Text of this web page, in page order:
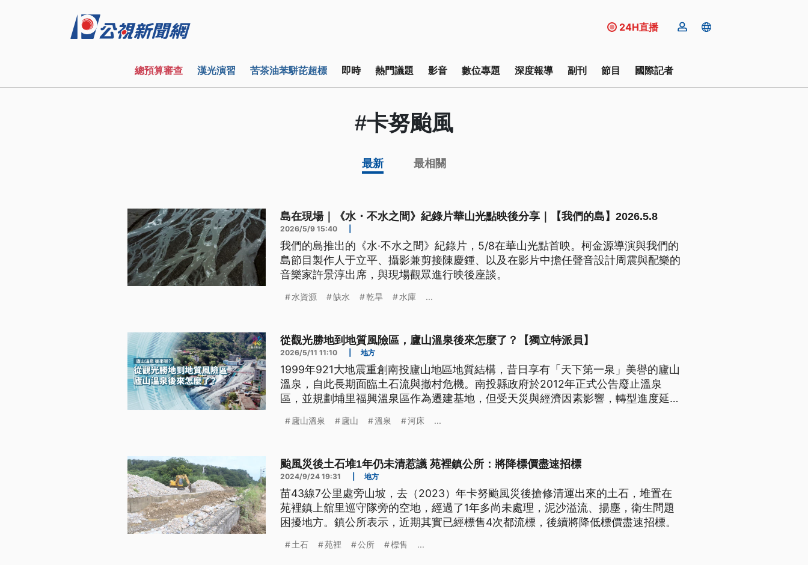
24H直播
總預算審查 漢光演習 苦茶油苯駢芘超標 即時 熱門議題 影音 數位專題 深度報導 副刊 節目 國際記者
#卡努颱風
最新 最相關
島在現場｜《水・不水之間》紀錄片華山光點映後分享｜【我們的島】2026.5.8
2026/5/9 15:40
我們的島推出的《水·不水之間》紀錄片，5/8在華山光點首映。柯金源導演與我們的
島節目製作人于立平、攝影兼剪接陳慶鍾、以及在影片中擔任聲音設計周震與配樂的
音樂家許景淳出席，與現場觀眾進行映後座談。 ​
水資源 缺水 乾旱 水庫 ...
從觀光勝地到地質風險區，廬山溫泉後來怎麼了？【獨立特派員】
2026/5/11 11:10 地方
1999年921大地震重創南投廬山地區地質結構，昔日享有「天下第一泉」美譽的廬山
溫泉，自此長期面臨土石流與撤村危機。南投縣政府於2012年正式公告廢止溫泉
區，並規劃埔里福興溫泉區作為遷建基地，但受天災與經濟因素影響，轉型進度延
及地質監測與原鄉文化修復。如今，廬山溫泉正以低密度開發與文化導覽，尋求與自
廬山溫泉 廬山 溫泉 河床 ...
颱風災後土石堆1年仍未清惹議 苑裡鎮公所：將降標價盡速招標
2024/9/24 19:31 地方
苗43線7公里處旁山坡，去（2023）年卡努颱風災後搶修清運出來的土石，堆置在
苑裡鎮上舘里巡守隊旁的空地，經過了1年多尚未處理，泥沙溢流、揚塵，衛生問題
困擾地方。鎮公所表示，近期其實已經標售4次都流標，後續將降低標價盡速招標。
土石 苑裡 公所 標售 ...